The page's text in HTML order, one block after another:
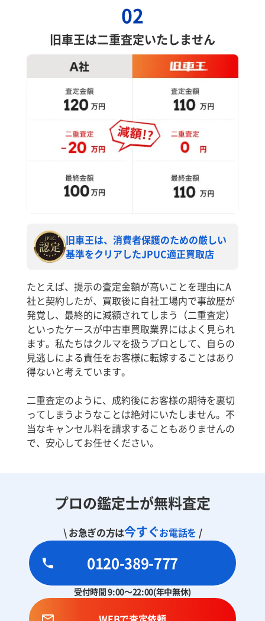
02
旧車王は二重査定いたしません
旧車王は、消費者保護のための厳しい
基準をクリアしたJPUC適正買取店
たとえば、提示の査定金額が高いことを理由にA
社と契約したが、買取後に自社工場内で事故歴が
発覚し、最終的に減額されてしまう（二重査定）
といったケースが中古車買取業界にはよく見られ
ます。私たちはクルマを扱うプロとして、自らの
見逃しによる責任をお客様に転嫁することはあり
得ないと考えています。
二重査定のように、成約後にお客様の期待を裏切
ってしまうようなことは絶対にいたしません。不
当なキャンセル料を請求することもありませんの
で、安心してお任せください。
プロの鑑定士が無料査定
\ お急ぎの方は今すぐお電話を /
0120-389-777
受付時間 9:00～22:00(年中無休)